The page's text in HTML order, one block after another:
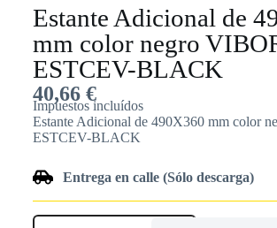
Estante Adicional de
mm color negro
ESTCEV-BLACK
40,66 €
Impuestos incluídos
Estante Adicional de 490X360 mm color
ESTCEV-BLACK
Entrega en calle (Sólo descarga)